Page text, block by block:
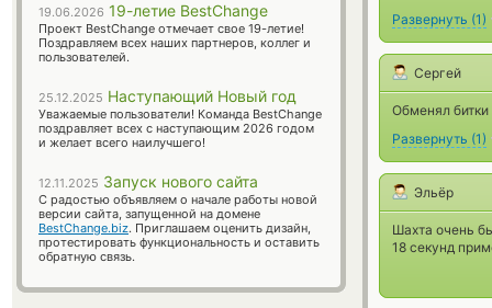
Развернуть (1)
Сергей
Обменял битки
Развернуть (1)
Эльёр
Шахта очень
18 секунд
19.06.2026 19-летие BestChange
Проект BestChange отмечает свое 19-летие!
Поздравляем всех наших партнеров, коллег и
пользователей.
25.12.2025 Наступающий Новый год
Уважаемые пользователи! Команда BestChange
поздравляет всех с наступающим 2026 годом
и желает всего наилучшего!
12.11.2025 Запуск нового сайта
С радостью объявляем о начале работы новой
версии сайта, запущенной на домене
BestChange.biz. Приглашаем оценить дизайн,
протестировать функциональность и оставить
обратную связь.